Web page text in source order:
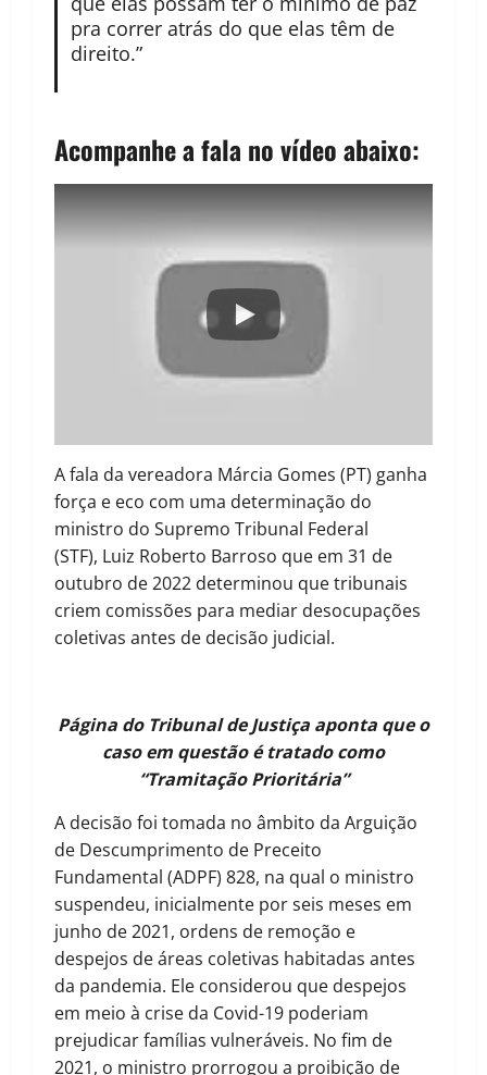
pra correr atrás do que elas têm de
direito.”
Acompanhe a fala no vídeo abaixo:
A fala da vereadora Márcia Gomes (PT) ganha
força e eco com uma determinação do
ministro do Supremo Tribunal Federal
(STF), Luiz Roberto Barroso que em 31 de
outubro de 2022 determinou que tribunais
criem comissões para mediar desocupações
coletivas antes de decisão judicial.
Página do Tribunal de Justiça aponta que o
caso em questão é tratado como
“Tramitação Prioritária”
A decisão foi tomada no âmbito da Arguição
de Descumprimento de Preceito
Fundamental (ADPF) 828, na qual o ministro
suspendeu, inicialmente por seis meses em
junho de 2021, ordens de remoção e
despejos de áreas coletivas habitadas antes
da pandemia. Ele considerou que despejos
em meio à crise da Covid-19 poderiam
prejudicar famílias vulneráveis. No fim de
2021, o ministro prorrogou a proibição de